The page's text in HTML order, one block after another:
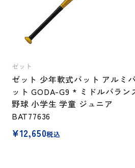
ゼット
ゼット 少年軟式バット アルミバ
ット GODA-G9 * ミドルバラン
野球 小学生 学童 ジュニア
BAT77636
¥12,650税込